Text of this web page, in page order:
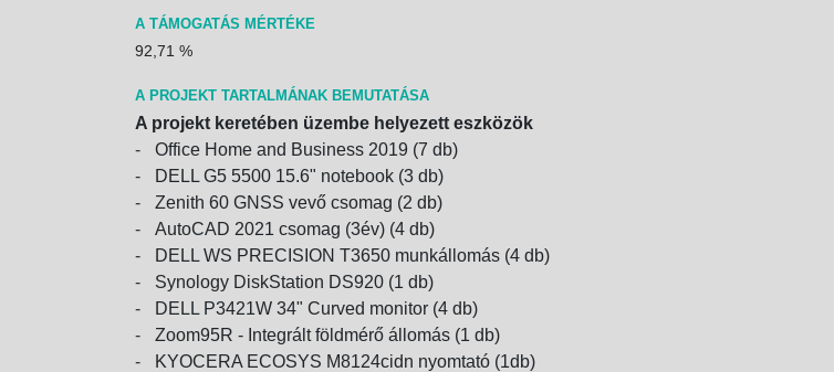
A TÁMOGATÁS MÉRTÉKE
92,71 %
A PROJEKT TARTALMÁNAK BEMUTATÁSA
A projekt keretében üzembe helyezett eszközök
Office Home and Business 2019 (7 db)
DELL G5 5500 15.6" notebook (3 db)
Zenith 60 GNSS vevő csomag (2 db)
AutoCAD 2021 csomag (3év) (4 db)
DELL WS PRECISION T3650 munkállomás (4 db)
Synology DiskStation DS920 (1 db)
DELL P3421W 34" Curved monitor (4 db)
Zoom95R - Integrált földmérő állomás (1 db)
KYOCERA ECOSYS M8124cidn nyomtató (1db)